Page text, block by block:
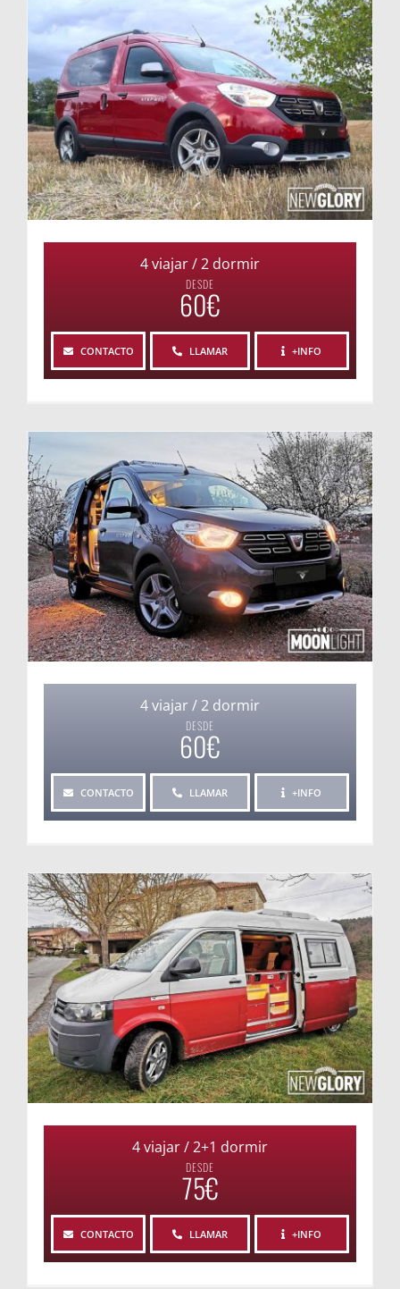
4 viajar / 2 dormir
DESDE
60€
CONTACTO LLAMAR +INFO
4 viajar / 2 dormir
DESDE
60€
CONTACTO LLAMAR +INFO
4 viajar / 2+1 dormir
DESDE
75€
CONTACTO LLAMAR +INFO